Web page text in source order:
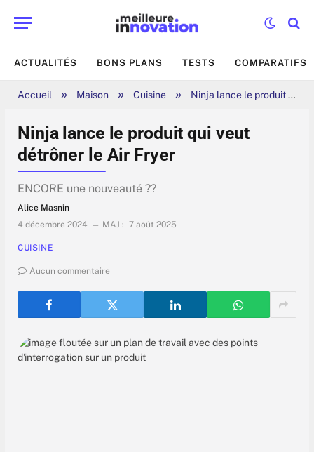
ACTUALITÉS BONS PLANS TESTS COMPARATIFS
Accueil » Maison » Cuisine » Ninja lance le produit qui veut détrôner le Air Fryer
Ninja lance le produit qui veut
détrôner le Air Fryer
ENCORE une nouveauté ??
Alice Masnin
4 décembre 2024
MAJ : 7 août 2025
CUISINE
Aucun commentaire